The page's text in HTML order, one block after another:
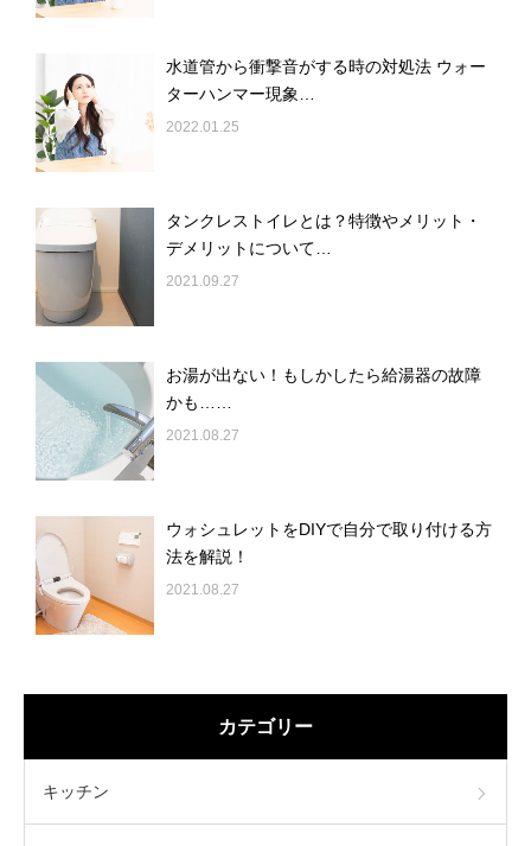
水道管から衝撃音がする時の対処法 ウォー
ターハンマー現象…
2022.01.25
タンクレストイレとは？特徴やメリット・
デメリットについて…
2021.09.27
お湯が出ない！もしかしたら給湯器の故障
かも……
2021.08.27
ウォシュレットをDIYで自分で取り付ける方
法を解説！
2021.08.27
カテゴリー
キッチン